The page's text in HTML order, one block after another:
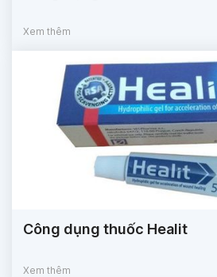
Xem thêm
Công dụng thuốc Healit
Xem thêm